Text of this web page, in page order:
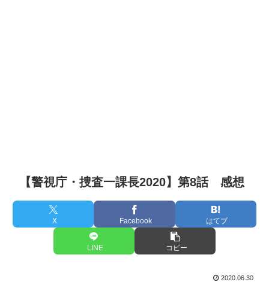
【警視庁・捜査一課長2020】第8話 感想
X Facebook はてブ
LINE コピー
2020.06.30